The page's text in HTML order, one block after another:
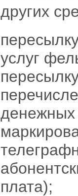
других
услуг
денежных
плата);